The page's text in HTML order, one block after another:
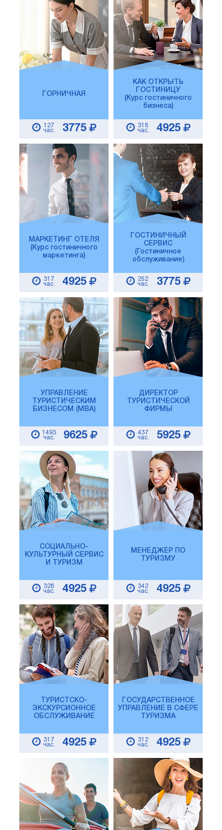
ГОРНИЧНАЯ
127
час.
3775
КАК ОТКРЫТЬ
ГОСТИНИЦУ
(Курс гостиничного
бизнеса)
318
час.
4925
МАРКЕТИНГ ОТЕЛЯ
(Курс гостиничного
маркетинга)
317
час.
4925
ГОСТИНИЧНЫЙ
СЕРВИС
(Гостиничное
обслуживание)
252
час.
3775
УПРАВЛЕНИЕ
ТУРИСТИЧЕСКИМ
БИЗНЕСОМ (MBA)
1493
час.
9625
ДИРЕКТОР
ТУРИСТИЧЕСКОЙ
ФИРМЫ
437
час.
5925
СОЦИАЛЬНО-
КУЛЬТУРНЫЙ СЕРВИС
И ТУРИЗМ
328
час.
4925
МЕНЕДЖЕР ПО
ТУРИЗМУ
342
час.
4925
ТУРИСТСКО-
ЭКСКУРСИОННОЕ
ОБСЛУЖИВАНИЕ
317
час.
4925
ГОСУДАРСТВЕННОЕ
УПРАВЛЕНИЕ В СФЕРЕ
ТУРИЗМА
312
час.
4925